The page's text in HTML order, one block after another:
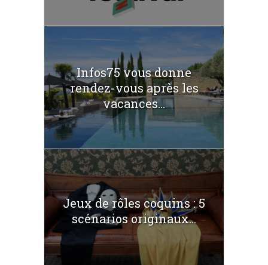
Infos75 vous donne
rendez-vous après les
vacances...
Jeux de rôles coquins : 5
scénarios originaux...